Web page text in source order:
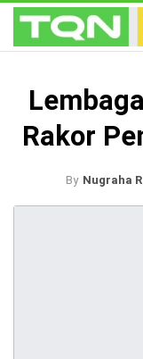
Rakor
By Nugraha